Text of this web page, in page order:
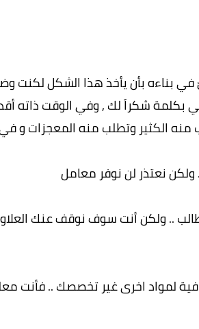
في بناءه بأن يأخذ هذا الشكل
بكلمة شكراَ لك , وفي الوقت ذاته
الكثير وتطلب منه المعجزات و
نعتذر لن نوفر معامل
.. ولكن أنت سوف نوقف عنك
لمواد اخرى غير تخصصك .. فأنت